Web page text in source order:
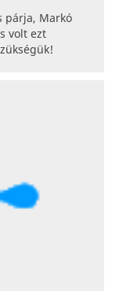
párja, Markó
volt ezt